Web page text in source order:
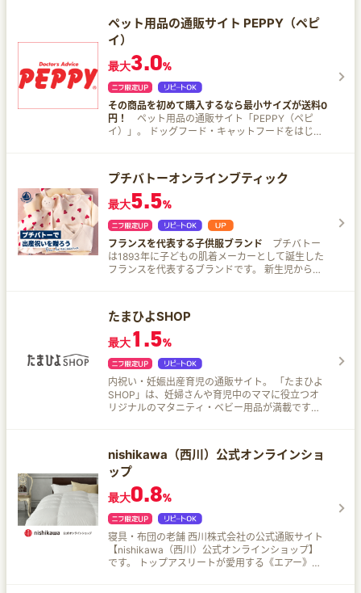
格で購入できる。
ペット用品の通販サイト PEPPY（ペピ
イ）
最大3.0%
その商品を初めて購入するなら最小サイズが送料0
円！
ペット用品の通販サイト「PEPPY（ペピ
イ）」。 ドッグフード・キャットフードをはじめ
ト！
プチバトーオンラインブティック
最大5.5%
フランスを代表する子供服ブランド プチバトー
は1893年に子どもの肌着メーカーとして誕生した
フランスを代表するブランドです。 新生児からベ
レディースやメンズのコレクションも豊富です♪
たまひよSHOP
最大1.5%
内祝い・妊娠出産育児の通販サイト。 「たまひよ
SHOP」は、妊婦さんや育児中のママに役立つオ
リジナルのマタニティ・ベビー用品が満載です。
nishikawa（西川）公式オンラインショ
ップ
最大0.8%
寝具・布団の老舗 西川株式会社の公式通販サイト
【nishikawa（西川）公式オンラインショップ】
です。 トップアスリートが愛用する《エアー》を